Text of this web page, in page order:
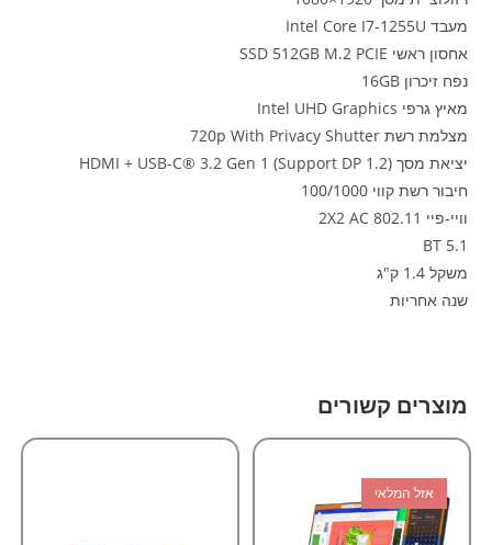
מעבד Intel Core I7-1255U
אחסון ראשי SSD 512GB M.2 PCIE
נפח זיכרון 16GB
מאיץ גרפי Intel UHD Graphics
מצלמת רשת 720p With Privacy Shutter
יציאת מסך HDMI + USB-C® 3.2 Gen 1 (Support DP 1.2)
חיבור רשת קווי 100/1000
וויי-פיי 802.11 2X2 AC
BT 5.1
משקל 1.4 ק"ג
שנה אחריות
מוצרים קשורים
אזל המלאי